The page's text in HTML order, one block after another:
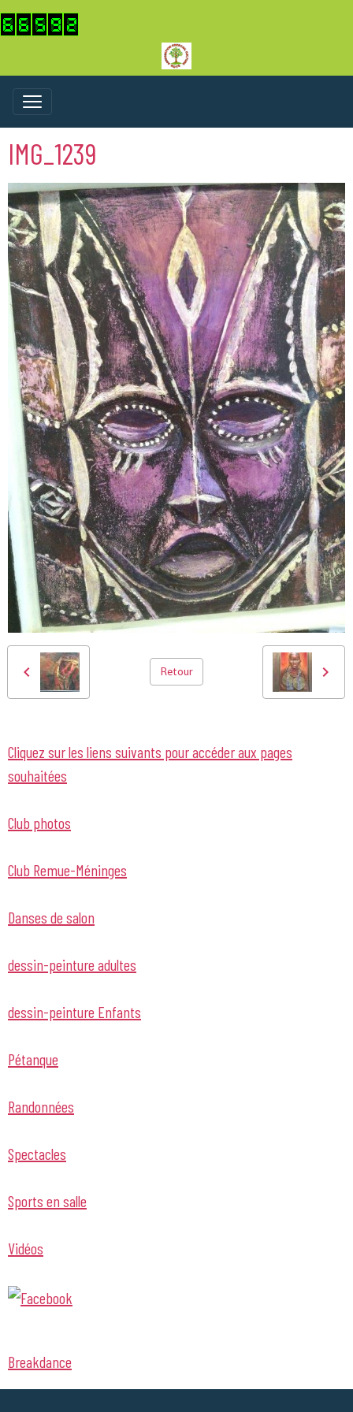
IMG_1239
Retour
Cliquez sur les liens suivants pour accéder aux pages
souhaitées
Club photos
Club Remue-Méninges
Danses de salon
dessin-peinture adultes
dessin-peinture Enfants
Pétanque
Randonnées
Spectacles
Sports en salle
Vidéos
Breakdance